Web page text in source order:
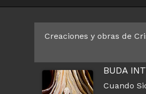
Creaciones y obras de
BUDA
Cuando